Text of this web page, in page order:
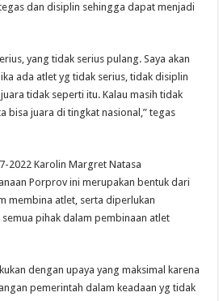
dan disiplin sehingga dapat menjadi
yang tidak serius pulang. Saya akan
ada atlet yg tidak serius, tidak disiplin
tidak seperti itu. Kalau masih tidak
bisa juara di tingkat nasional,” tegas
2022 Karolin Margret Natasa
Porprov ini merupakan bentuk dari
membina atlet, serta diperlukan
pihak dalam pembinaan atlet
dengan upaya yang maksimal karena
pemerintah dalam keadaan yg tidak